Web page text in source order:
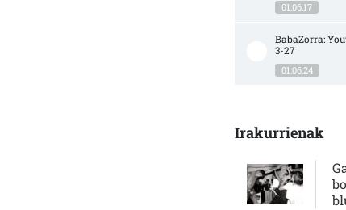
01:06:17
BabaZorra:
3-27
01:06:24
Irakurrienak